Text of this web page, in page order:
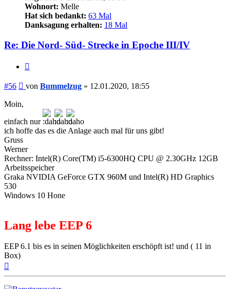
Wohnort: Melle
Hat sich bedankt: 63 Mal
Danksagung erhalten: 18 Mal
Re: Die Nord- Süd- Strecke in Epoche III/IV
#56 Beitrag
von Bummelzug » 12.01.2020, 18:55
Moin,
einfach nur
ich hoffe das es die Anlage auch mal für uns gibt!
Gruss
Werner
Rechner: Intel(R) Core(TM) i5-6300HQ CPU @ 2.30GHz 12GB
Arbeitsspeicher
Graka NVIDIA GeForce GTX 960M und Intel(R) HD Graphics
530
Windows 10 Hone
Lang lebe EEP 6
EEP 6.1 bis es in seinen Möglichkeiten erschöpft ist! und ( 11 in
Box)